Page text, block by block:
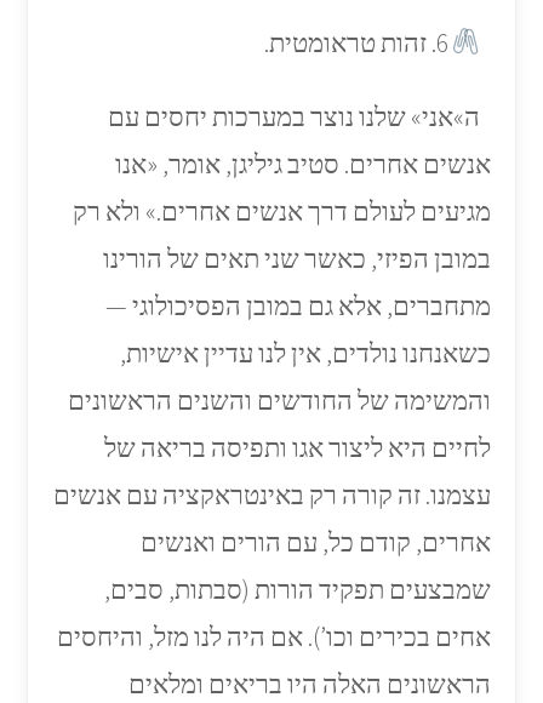
6. זהות טראומטית.
ה»אני» שלנו נוצר במערכות יחסים עם
אנשים אחרים. סטיב גיליגן, אומר, «אנו
מגיעים לעולם דרך אנשים אחרים.» ולא רק
במובן הפיזי, כאשר שני תאים של הורינו
מתחברים, אלא גם במובן הפסיכולוגי —
כשאנחנו נולדים, אין לנו עדיין אישיות,
והמשימה של החודשים והשנים הראשונים
לחיים היא ליצור אגו ותפיסה בריאה של
עצמנו. זה קורה רק באינטראקציה עם אנשים
אחרים, קודם כל, עם הורים ואנשים
שמבצעים תפקיד הורות (סבתות, סבים,
אחים בכירים וכו’). אם היה לנו מזל, והיחסים
הראשונים האלה היו בריאים ומלאים